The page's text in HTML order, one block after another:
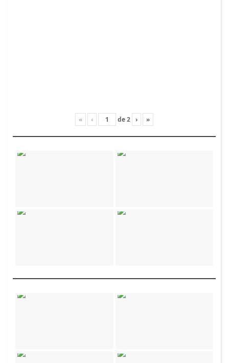
« ‹ de2 › »